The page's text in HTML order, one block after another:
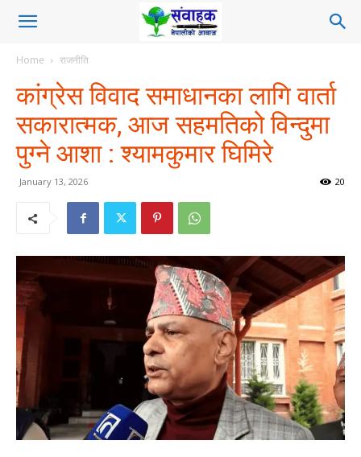
Home राजनीति
कांग्रेस विवाद समाधानका लागि वार्ता
सकारात्मक, आज सहमतिको विन्दुमा
पुग्ने आशा : श्यामकुमार घिमिरे
January 13, 2026 20